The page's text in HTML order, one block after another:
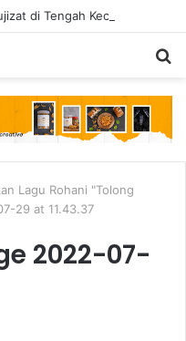
Lagu Rohani "Tolong
29 at 11.43.37
2022-07-